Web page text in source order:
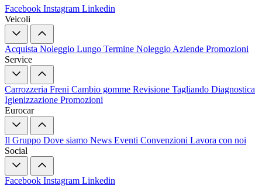
Facebook Instagram Linkedin
Veicoli
Acquista Noleggio Lungo Termine Noleggio Aziende Promozioni
Service
Carrozzeria Freni Cambio gomme Revisione Tagliando Diagnostica
Igienizzazione Promozioni
Eurocar
Il Gruppo Dove siamo News Eventi Convenzioni Lavora con noi
Social
Facebook Instagram Linkedin